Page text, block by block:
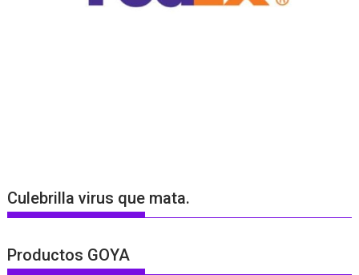
Culebrilla virus que mata.
Productos GOYA